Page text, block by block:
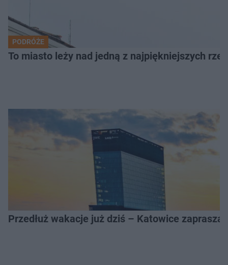
PODRÓŻE
To miasto leży nad jedną z najpiękniejszych
Przedłuż wakacje już dziś – Katowice